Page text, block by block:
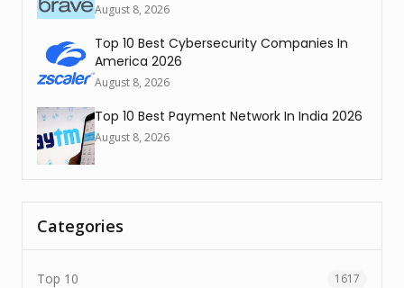
August 8, 2026
Top 10 Best Cybersecurity Companies In
America 2026
August 8, 2026
Top 10 Best Payment Network In India 2026
August 8, 2026
Categories
Top 10 1617